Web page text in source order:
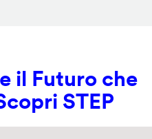
il Futuro che
STEP